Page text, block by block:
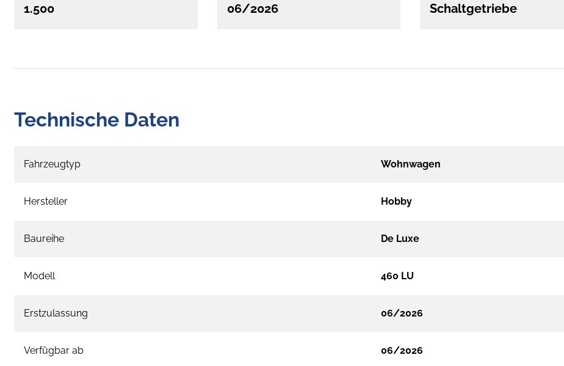
1.500 06/2026 Schaltgetriebe
Technische Daten
Fahrzeugtyp Wohnwagen
Hersteller Hobby
Baureihe De Luxe
Modell 460 LU
Erstzulassung 06/2026
Verfügbar ab 06/2026